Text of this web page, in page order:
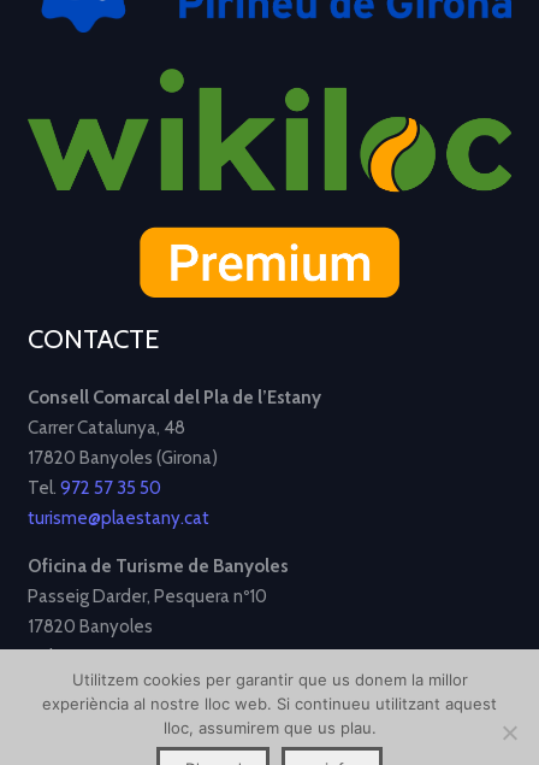
CONTACTE
Consell Comarcal del Pla de l’Estany
Carrer Catalunya, 48
17820 Banyoles (Girona)
Tel. 972 57 35 50
turisme@plaestany.cat
Oficina de Turisme de Banyoles
Passeig Darder, Pesquera nº10
17820 Banyoles
Tel.972 58 34 70
turisme@ajbanyoles.org
[Política de Privacitat][Política de Cookies]
Utilitzem cookies per garantir que us donem la millor
experiència al nostre lloc web. Si continueu utilitzant aquest
lloc, assumirem que us plau.